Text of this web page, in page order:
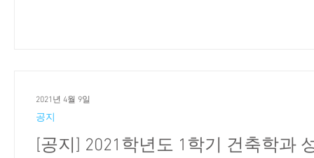
[공지] 2021학년도 1학기 건축학과
공지
2021년 4월 9일